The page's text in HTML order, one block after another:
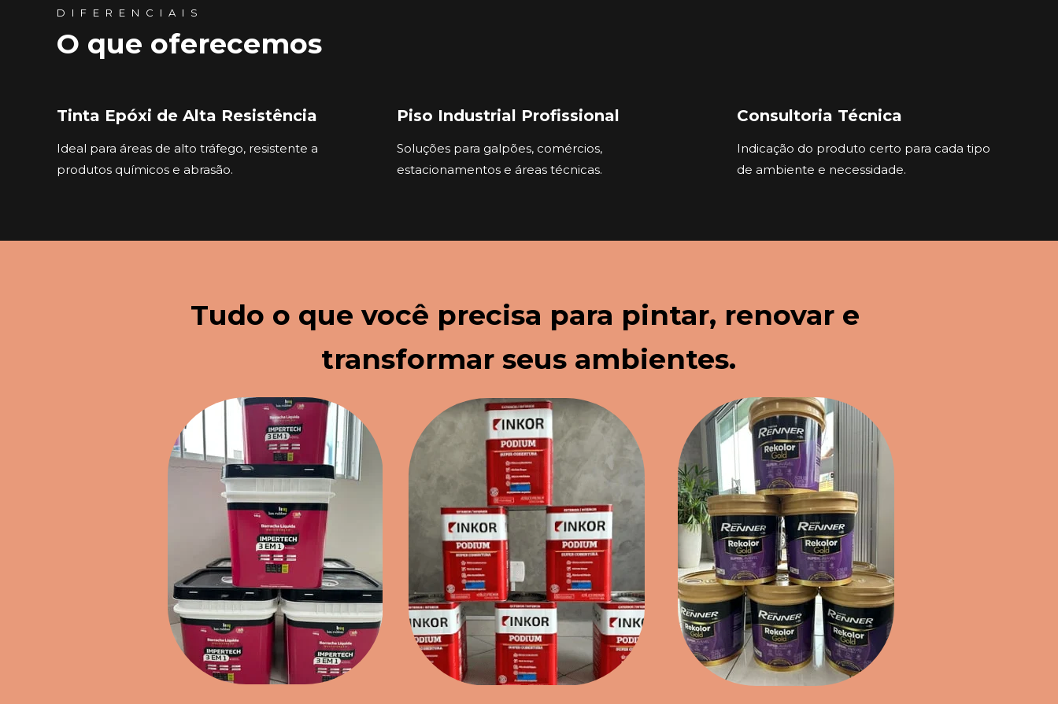
DIFERENCIAIS
O que oferecemos
Tinta Epóxi de Alta Resistência Piso Industrial Profissional Consultoria Técnica
Ideal para áreas de alto tráfego, resistente a
produtos químicos e abrasão.
Soluções para galpões, comércios,
estacionamentos e áreas técnicas.
Indicação do produto certo para cada tipo
de ambiente e necessidade.
Tudo o que você precisa para pintar, renovar e
transformar seus ambientes.